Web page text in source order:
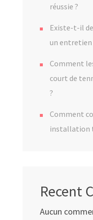
réussie ?
Existe-t-il
un entretien
Comment
court de
?
Comment
installation
Recent
Aucun